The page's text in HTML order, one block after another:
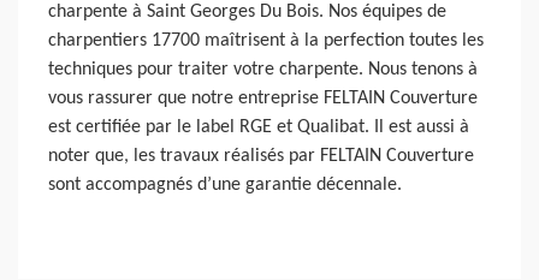
charpente à Saint Georges Du Bois. Nos équipes de
charpentiers 17700 maîtrisent à la perfection toutes les
techniques pour traiter votre charpente. Nous tenons à
vous rassurer que notre entreprise FELTAIN Couverture
est certifiée par le label RGE et Qualibat. Il est aussi à
noter que, les travaux réalisés par FELTAIN Couverture
sont accompagnés d’une garantie décennale.